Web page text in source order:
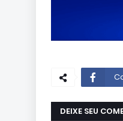
DEIXE SEU